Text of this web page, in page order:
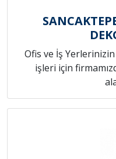
Ofis ve İş
işleri için